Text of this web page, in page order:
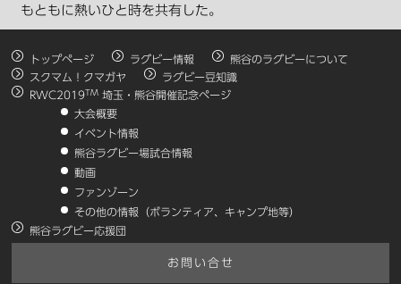
もともに熱いひと時を共有した。
トップページ ラグビー情報
熊谷のラグビーについて
スクマム！クマガヤ
ラグビー豆知識
RWC2019TM 埼玉・熊谷開催記念ページ
大会概要
イベント情報
熊谷ラグビー場試合情報
動画
ファンゾーン
その他の情報（ボランティア、キャンプ地等）
熊谷ラグビー応援団
お問い合せ